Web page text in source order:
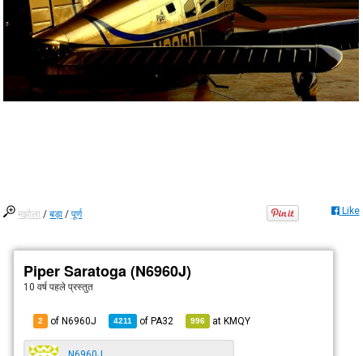
मझोला /बड़ा /पूर्ण Like
Piper Saratoga (N6960J)
10 वर्ष पहले प्रस्तुत
2 of N6960J 4211 ofPA32 996 atKMQY